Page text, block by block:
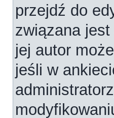
przejdź do
związana jest
jej autor
jeśli w